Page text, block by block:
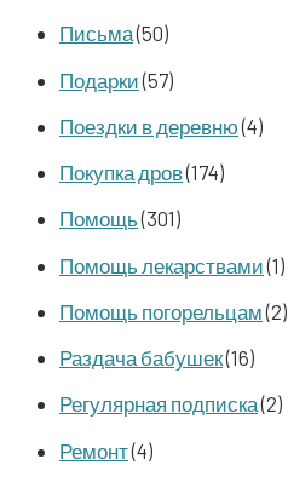
Письма(50)
Подарки(57)
Поездки в деревню(4)
Покупка дров(174)
Помощь(301)
Помощь лекарствами(1)
Помощь погорельцам(2)
Раздача бабушек(16)
Регулярная подписка(2)
Ремонт(4)